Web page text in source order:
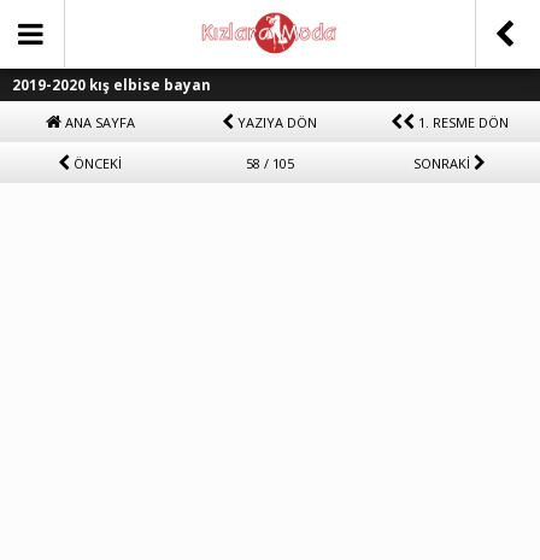
2019-2020 kış elbise bayan
ANA SAYFA YAZIYA DÖN 1. RESME DÖN
ÖNCEKİ 58 / 105 SONRAKİ